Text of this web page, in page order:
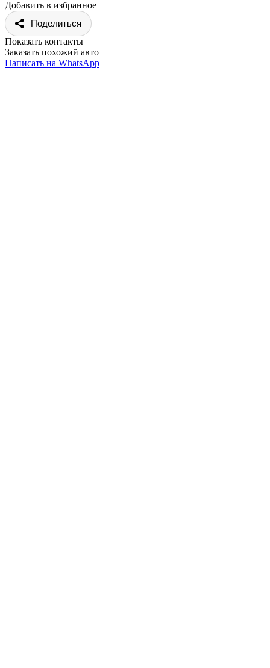
Добавить в избранное
Поделиться
Показать контакты
Заказать похожий авто
Написать на WhatsApp